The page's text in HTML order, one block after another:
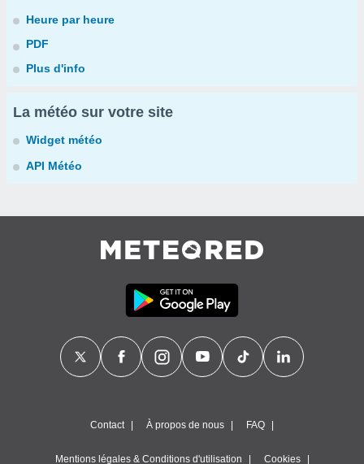
Heure par heure
PDF
Plus d'info
La météo sur votre site
Widget météo
API Météo
Contact À propos de nous FAQ
Mentions légales & Conditions d'utilisation Cookies